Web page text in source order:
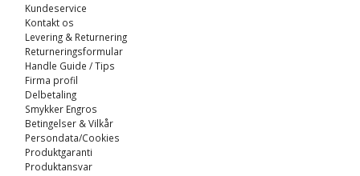
Kundeservice
Kontakt os
Levering & Returnering
Returneringsformular
Handle Guide / Tips
Firma profil
Delbetaling
Smykker Engros
Betingelser & Vilkår
Persondata/Cookies
Produktgaranti
Produktansvar